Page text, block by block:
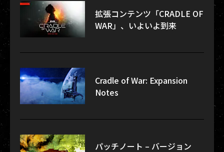
拡張コンテンツ「CRADLE OF
WAR」、いよいよ到来
Cradle of War: Expansion
Notes
パッチノート – バージョン